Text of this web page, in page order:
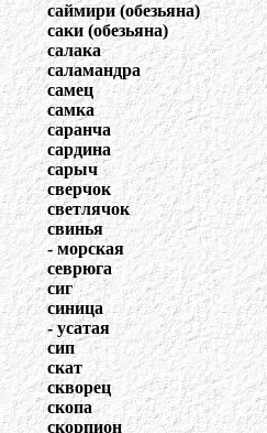
саймири (обезьяна)
саки (обезьяна)
салака
саламандра
самец
самка
саранча
сардина
сарыч
сверчок
светлячок
свинья
- морская
севрюга
сиг
синица
- усатая
сип
скат
скворец
скопа
скорпион